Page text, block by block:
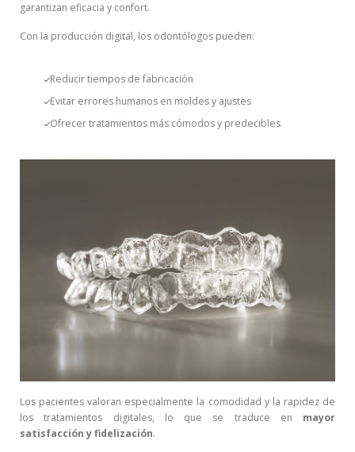
garantizan eficacia y confort.
Con la producción digital, los odontólogos pueden:
Reducir tiempos de fabricación
Evitar errores humanos en moldes y ajustes
Ofrecer tratamientos más cómodos y predecibles
Los pacientes valoran especialmente la comodidad y la rapidez de
los tratamientos digitales, lo que se traduce en mayor
satisfacción y fidelización.